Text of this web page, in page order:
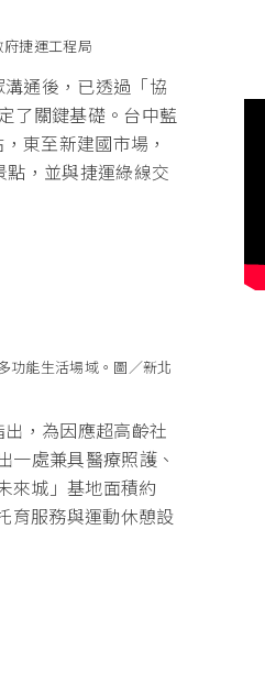
捷運工程局
通後，已透過「協
了關鍵基礎。台中藍
東至新建國市場，
，並與捷運綠線交
功能生活場域。圖／新北
，為因應超高齡社
一處兼具醫療照護、
來城」基地面積約
育服務與運動休憩設